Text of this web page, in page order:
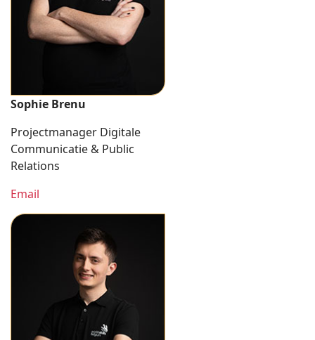
Sophie Brenu
Projectmanager Digitale
Communicatie & Public
Relations
Email